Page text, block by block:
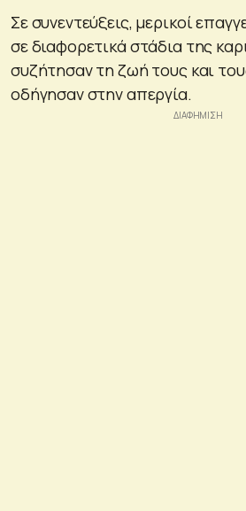
Σε συνεντεύξεις, μερικοί
σε διαφορετικά στάδια της
συζήτησαν τη ζωή τους και
οδήγησαν στην απεργία.